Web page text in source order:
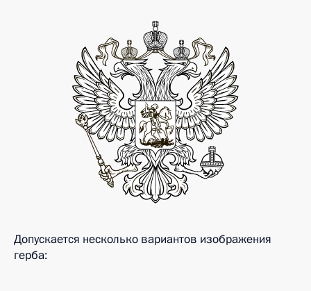
Допускается несколько вариантов изображения
герба: